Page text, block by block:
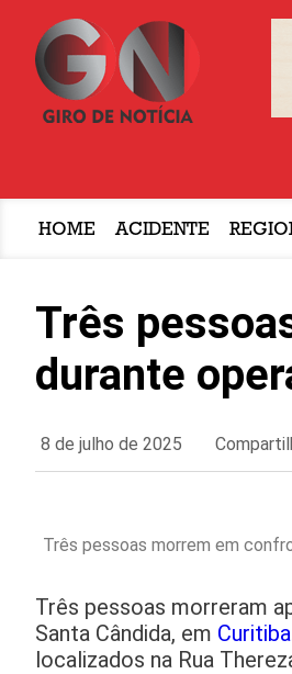
HOME ACIDENTE
Três
durante
8 de julho de 2025
Três pessoas morrem em
Três pessoas morreram
Santa Cândida, em Curitiba
localizados na Rua